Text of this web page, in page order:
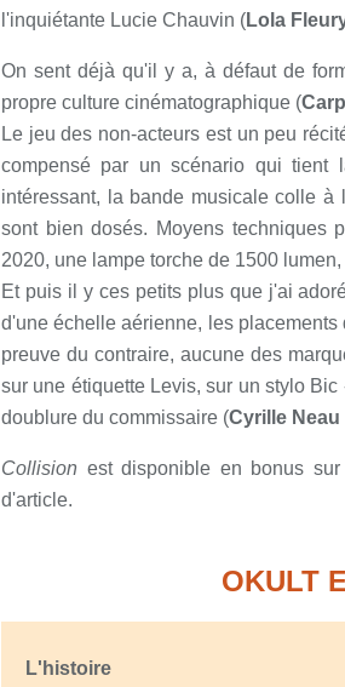
l'inquiétante Lucie Chauvin (Lola
On sent déjà qu'il y a, à défaut de
propre culture cinématographique (
Le jeu des non-acteurs est un peu
compensé par un scénario qui tient
intéressant, la bande musicale colle à
sont bien dosés. Moyens techniques
2020, une lampe torche de 1500
Et puis il y ces petits plus que j'ai
d'une échelle aérienne, les
preuve du contraire, aucune des
sur une étiquette Levis, sur un stylo
doublure du commissaire (Cyrille Neau
Collision est disponible en bonus
d'article.
OKULT
L'histoire